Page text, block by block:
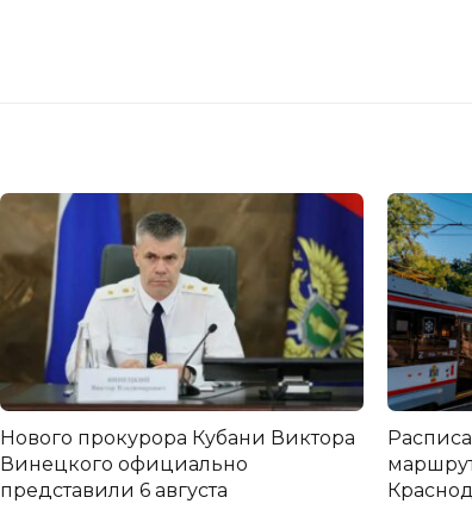
Нового прокурора Кубани Виктора
Винецкого официально
представили 6 августа